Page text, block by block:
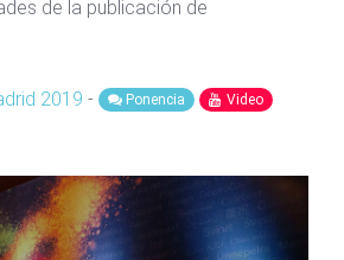
de la publicación de
2019 - Ponencia
Video